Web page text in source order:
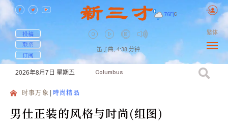
76F| C
投稿
联系
订阅
笛子曲, 4:38 分钟
繁体
2026年8月7日 星期五 Columbus
时事万象 時尚精品
男仕正装的风格与时尚(组图)